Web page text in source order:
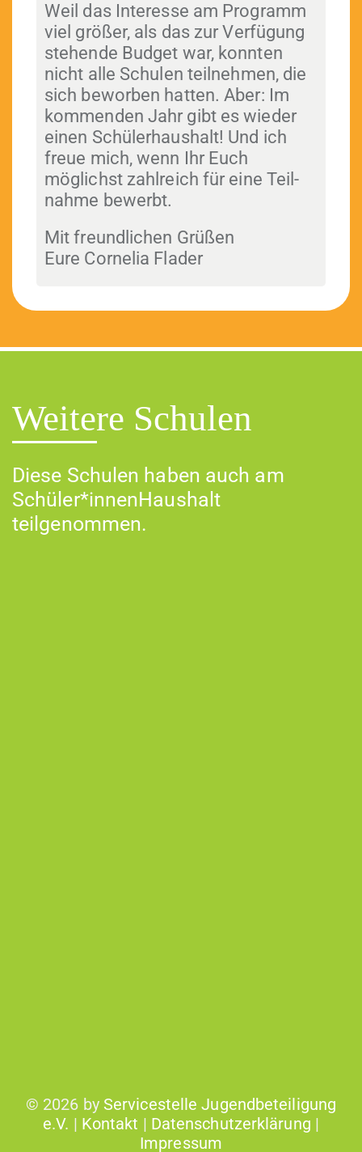
Weil das Inter­esse am Pro­gramm
viel größer, als das zur Ver­fü­gung
ste­hende Bud­get war, kon­nten
nicht alle Schulen teil­nehmen, die
sich bewor­ben hat­ten. Aber: Im
kom­menden Jahr gibt es wieder
einen Schüler­haushalt! Und ich
freue mich, wenn Ihr Euch
möglichst zahlre­ich für eine Teil­
nahme bewerbt.
Mit fre­undlichen Grüßen
Eure Cor­nelia Flader
Weitere Schulen
Diese Schulen haben auch am
Schüler*innenHaushalt
teilgenommen.
© 2026 by Servicestelle Jugendbeteiligung
e.V. | Kontakt | Datenschutzerklärung |
Impressum